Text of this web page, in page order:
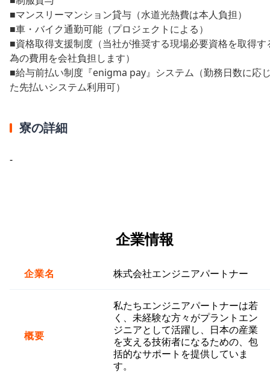
■マンスリーマンション貸与（水道光熱費は本人負担）
■車・バイク通勤可能（プロジェクトによる）
■資格取得支援制度（当社が推奨する現場必要資格を取得す
為の費用を会社負担します）
■給与前払い制度『enigma pay』システム（勤務日数に応
た先払いシステム利用可）
寮の詳細
-
企業情報
企業名 株式会社エンジニアパートナー
概要
私たちエンジニアパートナーは若
く、未経験な方々がプラントエン
ジニアとして活躍し、日本の産業
を支える技術者になるための、包
括的なサポートを提供していま
す。